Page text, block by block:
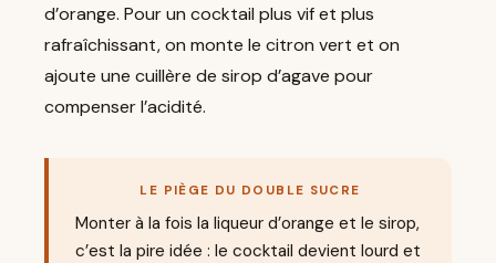
d’orange. Pour un cocktail plus vif et plus
rafraîchissant, on monte le citron vert et on
ajoute une cuillère de sirop d’agave pour
compenser l’acidité.
LE PIÈGE DU DOUBLE SUCRE
Monter à la fois la liqueur d’orange et le sirop,
c’est la pire idée : le cocktail devient lourd et